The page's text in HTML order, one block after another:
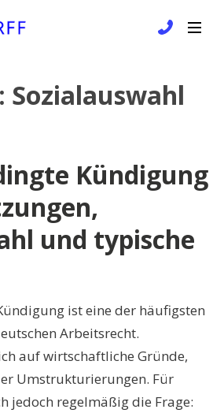
Sozialauswahl
Kündigung
und typische
ist eine der häufigsten
Arbeitsrecht.
auf wirtschaftliche Gründe,
Umstrukturierungen. Für
jedoch regelmäßig die Frage: